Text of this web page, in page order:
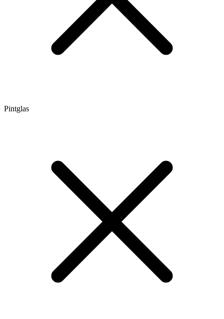
Pintglas